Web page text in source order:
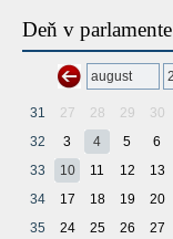
Deň v parlamente
31 27 28 29 30
32
3 4 5 6
33
10 11 12 13
34
17 18 19 20
35
24 25 26 27